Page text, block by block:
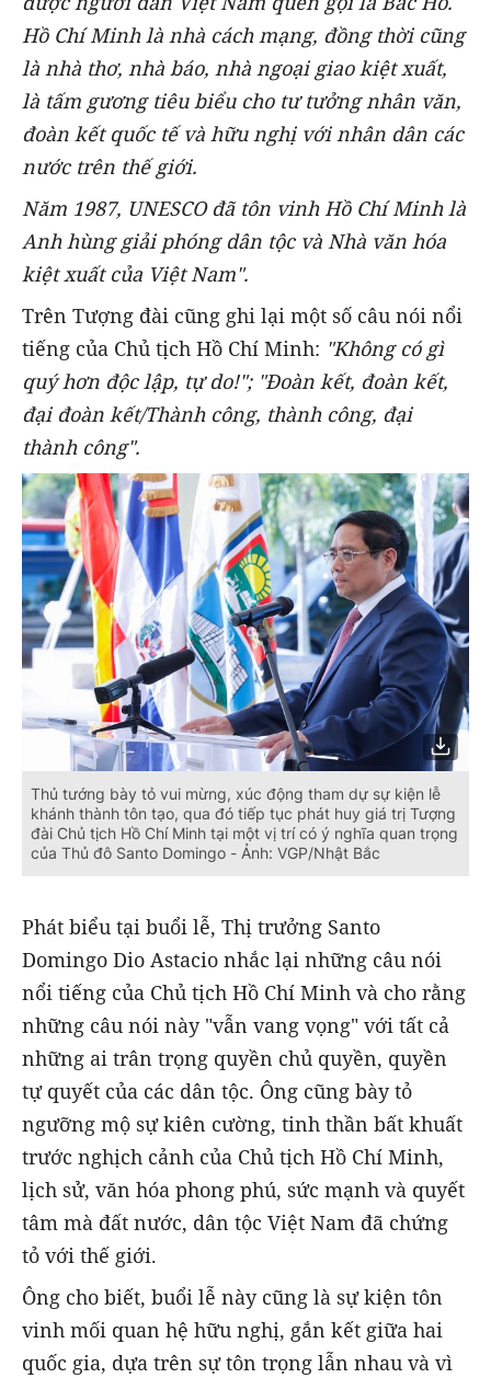
Hồ Chí Minh là nhà cách mạng, đồng thời cũng
là nhà thơ, nhà báo, nhà ngoại giao kiệt xuất,
là tấm gương tiêu biểu cho tư tưởng nhân văn,
đoàn kết quốc tế và hữu nghị với nhân dân các
nước trên thế giới.
Năm 1987, UNESCO đã tôn vinh Hồ Chí Minh là
Anh hùng giải phóng dân tộc và Nhà văn hóa
kiệt xuất của Việt Nam".
Trên Tượng đài cũng ghi lại một số câu nói nổi
tiếng của Chủ tịch Hồ Chí Minh: "Không có gì
quý hơn độc lập, tự do!"; "Đoàn kết, đoàn kết,
đại đoàn kết/Thành công, thành công, đại
thành công".
Thủ tướng bày tỏ vui mừng, xúc động tham dự sự kiện lễ
khánh thành tôn tạo, qua đó tiếp tục phát huy giá trị Tượng
đài Chủ tịch Hồ Chí Minh tại một vị trí có ý nghĩa quan trọng
của Thủ đô Santo Domingo - Ảnh: VGP/Nhật Bắc
Phát biểu tại buổi lễ, Thị trưởng Santo
Domingo Dio Astacio nhắc lại những câu nói
nổi tiếng của Chủ tịch Hồ Chí Minh và cho rằng
những câu nói này "vẫn vang vọng" với tất cả
những ai trân trọng quyền chủ quyền, quyền
tự quyết của các dân tộc. Ông cũng bày tỏ
ngưỡng mộ sự kiên cường, tinh thần bất khuất
trước nghịch cảnh của Chủ tịch Hồ Chí Minh,
lịch sử, văn hóa phong phú, sức mạnh và quyết
tâm mà đất nước, dân tộc Việt Nam đã chứng
tỏ với thế giới.
Ông cho biết, buổi lễ này cũng là sự kiện tôn
vinh mối quan hệ hữu nghị, gắn kết giữa hai
quốc gia, dựa trên sự tôn trọng lẫn nhau và vì